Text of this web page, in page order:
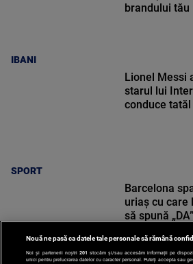
IBANI
brandului tău
SPORT
Lionel Messi
starul lui
conduce
Barcelona
uriaș cu care
să spună „DA”
Nouă ne pasă ca datele tale personale să rămână
Noi și partenerii noștri 201 stocăm și/sau accesăm informații pe
unici pentru prelucrarea datelor cu caracter personal. Puteți accepta sau